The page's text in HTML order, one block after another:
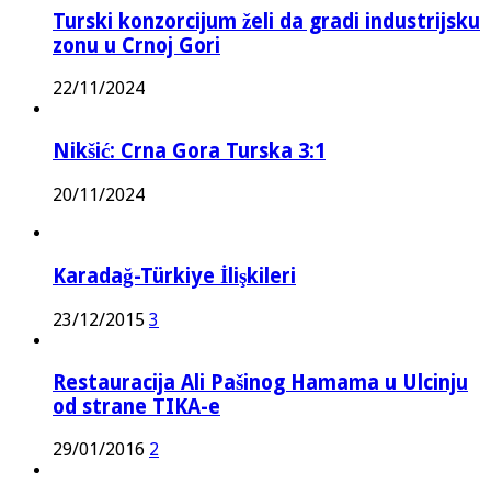
Turski konzorcijum želi da gradi industrijsku
zonu u Crnoj Gori
22/11/2024
Nikšić: Crna Gora Turska 3:1
20/11/2024
Karadağ-Türkiye İlişkileri
23/12/2015 3
Restauracija Ali Pašinog Hamama u Ulcinju
od strane TIKA-e
29/01/2016 2